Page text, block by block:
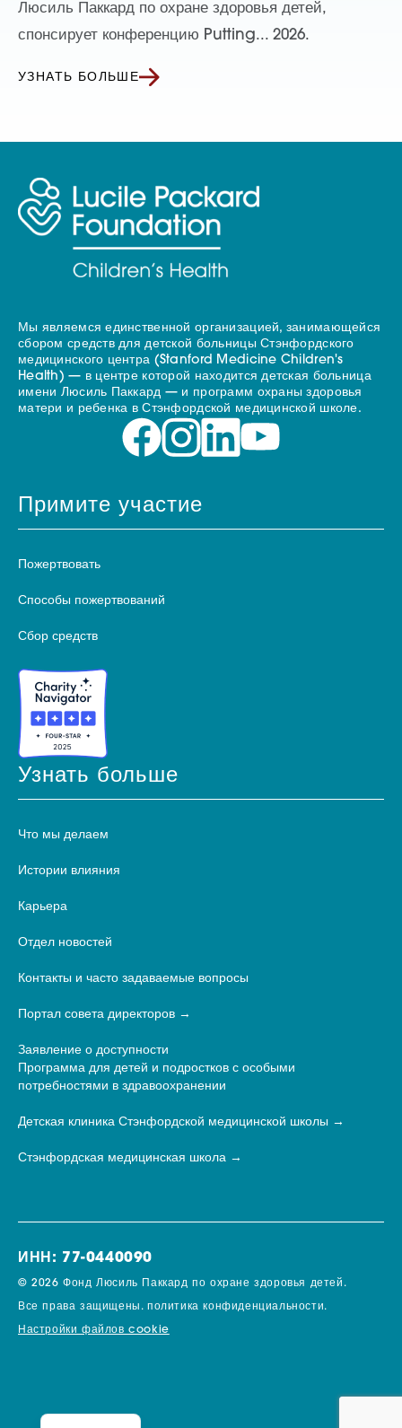
Люсиль Паккард по охране здоровья детей,
спонсирует конференцию Putting... 2026.
УЗНАТЬ БОЛЬШЕ
Мы являемся единственной организацией, занимающейся
сбором средств для детской больницы Стэнфордского
медицинского центра (Stanford Medicine Children's
Health) — в центре которой находится детская больница
имени Люсиль Паккард — и программ охраны здоровья
матери и ребенка в Стэнфордской медицинской школе.
Примите участие
Пожертвовать
Способы пожертвований
Сбор средств
Узнать больше
Что мы делаем
Истории влияния
Карьера
Отдел новостей
Контакты и часто задаваемые вопросы
Портал совета директоров
Заявление о доступности
Программа для детей и подростков с особыми
потребностями в здравоохранении
Детская клиника Стэнфордской медицинской школы
Стэнфордская медицинская школа
ИНН: 77-0440090
© 2026 Фонд Люсиль Паккард по охране здоровья детей.
Все права защищены. политика конфиденциальности.
Настройки файлов cookie